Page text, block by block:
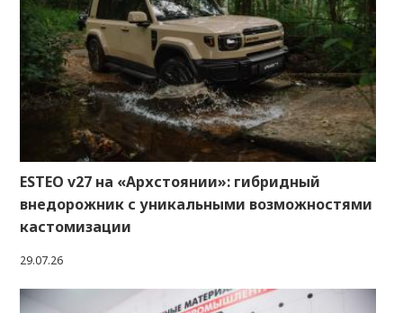
ESTEO v27 на «Архстоянии»: гибридный
внедорожник с уникальными возможностями
кастомизации
29.07.26